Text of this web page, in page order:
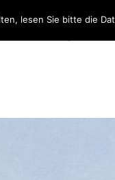
lesen Sie bitte die